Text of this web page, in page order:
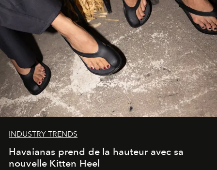
INDUSTRY TRENDS
Havaianas prend de la hauteur avec sa
nouvelle Kitten Heel